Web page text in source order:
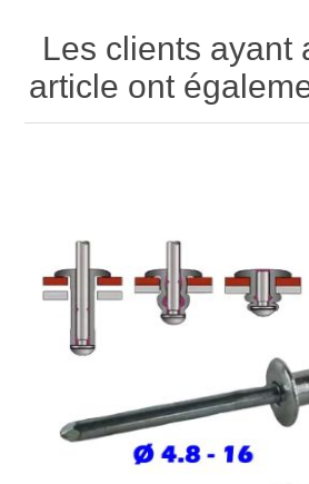
Les clients ayant
article ont